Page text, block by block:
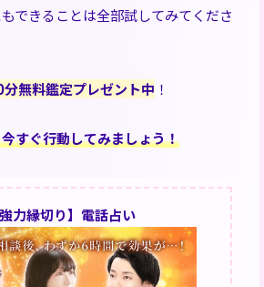
できることは全部試してみてくださ
無料鑑定プレゼント中 ！
すぐ行動してみましょう！
強力縁切り】電話占い